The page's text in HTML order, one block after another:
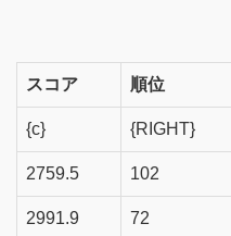
スコア 順位
{c} {RIGHT}
2759.5 102
2991.9 72